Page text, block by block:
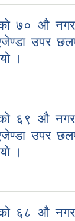
७० औ
उपर
।
६९ औ
उपर
।
६८ औ